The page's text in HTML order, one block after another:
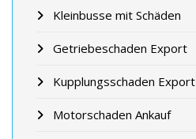
Kleinbusse mit Schäden
Getriebeschaden Export
Kupplungsschaden Export
Motorschaden Ankauf